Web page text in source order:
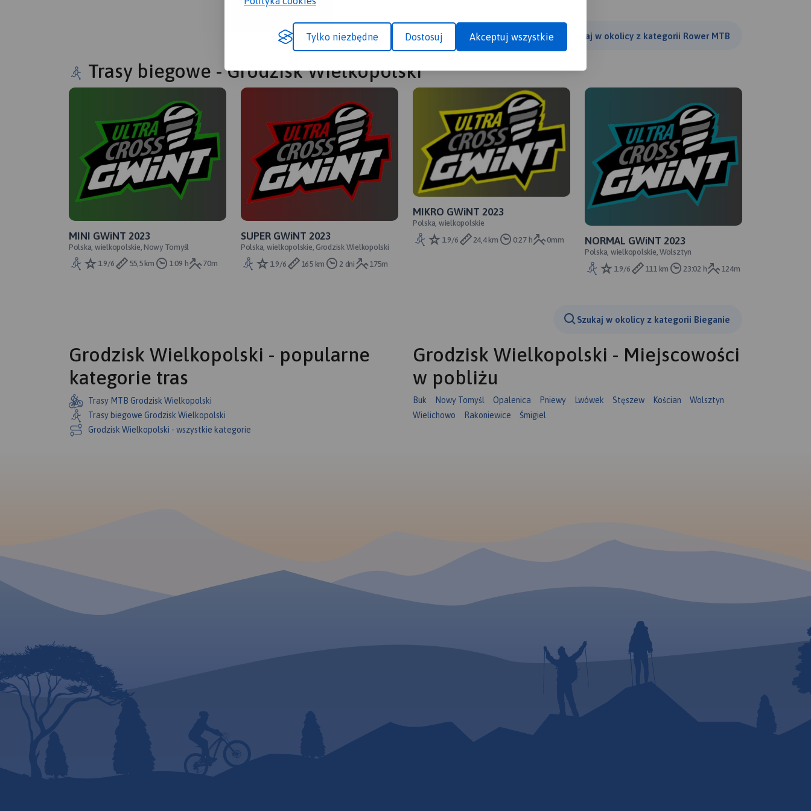
Tylko niezbędne Dostosuj Akceptuj wszystkie Szukaj w okolicy z kategorii Rower MTB
Trasy biegowe - Grodzisk Wielkopolski
MINI GWiNT 2023
Polska, wielkopolskie, Nowy Tomyśl
1.9/6
55,5 km 1:09 h 70m
SUPER GWiNT 2023
Polska, wielkopolskie, Grodzisk Wielkopolski
1.9/6
165 km 2 dni 175m
MIKRO GWiNT 2023
Polska, wielkopolskie
1.9/6
24,4 km 0:27 h 0mm NORMAL GWiNT 2023
Polska, wielkopolskie, Wolsztyn
1.9/6
111 km 23:02 h 124m
Szukaj w okolicy z kategorii Bieganie
Grodzisk Wielkopolski - popularne
kategorie tras
Trasy MTB Grodzisk Wielkopolski
Trasy biegowe Grodzisk Wielkopolski
Grodzisk Wielkopolski - wszystkie kategorie
Grodzisk Wielkopolski - Miejscowości
w pobliżu
Buk Nowy Tomyśl Opalenica Pniewy Lwówek Stęszew Kościan
Wolsztyn
Wielichowo
Rakoniewice Śmigiel